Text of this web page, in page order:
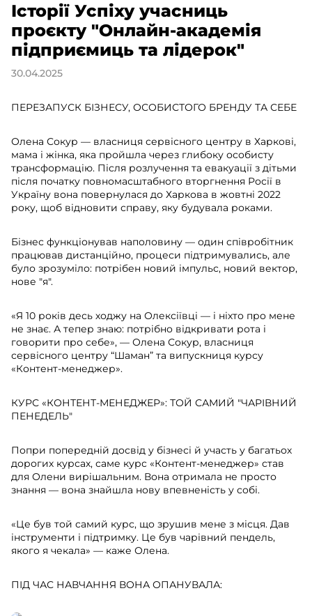
Історії Успіху учасниць
проєкту "Онлайн-академія
підприємиць та лідерок"
30.04.2025
ПЕРЕЗАПУСК БІЗНЕСУ, ОСОБИСТОГО БРЕНДУ ТА СЕБЕ
Олена Сокур — власниця сервісного центру в Харкові,
мама і жінка, яка пройшла через глибоку особисту
трансформацію. Після розлучення та евакуації з дітьми
після початку повномасштабного вторгнення Росії в
Україну вона повернулася до Харкова в жовтні 2022
року, щоб відновити справу, яку будувала роками.
Бізнес функціонував наполовину — один співробітник
працював дистанційно, процеси підтримувались, але
було зрозуміло: потрібен новий імпульс, новий вектор,
нове "я".
«Я 10 років десь ходжу на Олексіївці — і ніхто про мене
не знає. А тепер знаю: потрібно відкривати рота і
говорити про себе», — Олена Сокур, власниця
сервісного центру “Шаман” та випускниця курсу
«Контент-менеджер».
КУРС «КОНТЕНТ-МЕНЕДЖЕР»: ТОЙ САМИЙ "ЧАРІВНИЙ
ПЕНЕДЕЛЬ"
Попри попередній досвід у бізнесі й участь у багатьох
дорогих курсах, саме курс «Контент-менеджер» став
для Олени вирішальним. Вона отримала не просто
знання — вона знайшла нову впевненість у собі.
«Це був той самий курс, що зрушив мене з місця. Дав
інструменти і підтримку. Це був чарівний пендель,
якого я чекала» — каже Олена.
ПІД ЧАС НАВЧАННЯ ВОНА ОПАНУВАЛА: